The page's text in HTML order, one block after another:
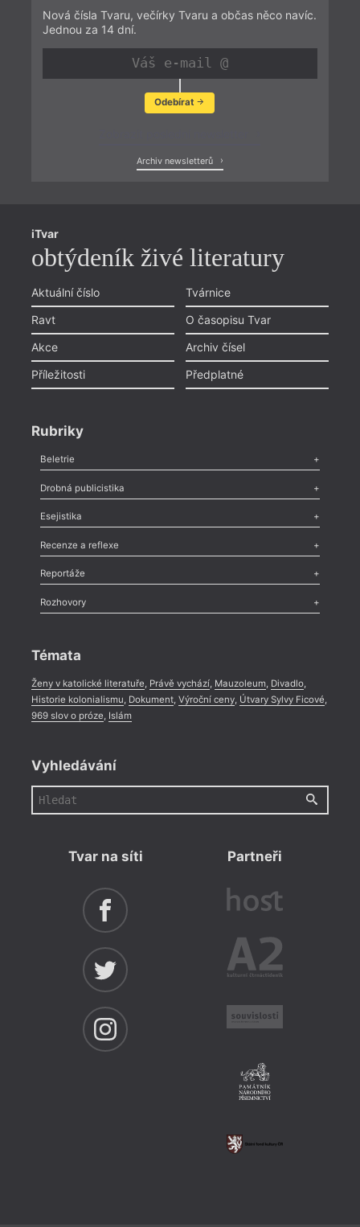
Nová čísla Tvaru, večírky Tvaru a občas něco navíc.
Jednou za 14 dní.
Odebírat
Archiv newsletterů
iTvar
obtýdeník živé literatury
Aktuální číslo
Ravt
Akce
Příležitosti
Tvárnice
O časopisu Tvar
Archiv čísel
Předplatné
Rubriky
Beletrie
Poezie,Próza,Dokumenty
Drobná publicistika
Odlesk
Nekrolog,Glosa,Sloupek,Pozvánka,Literární soutěž,
Esejistika
Esej , Pádlo,Úvaha
Recenze a reflexe
Recenze
Méně slov o próze,Celá rubrika
Reportáže
Literární zítřky
Celá rubrika
Rozhovory
Témata
Ženy v katolické literatuře Právě vychází, Mauzoleum, Divadlo,
Historie kolonialismu Dokument, Výroční ceny, Útvary Sylvy Ficové
969 slov o próze Islám
Vyhledávání
Tvar na síti Partneři